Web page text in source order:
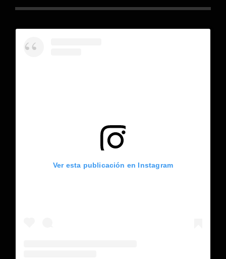
Ver esta publicación en Instagram